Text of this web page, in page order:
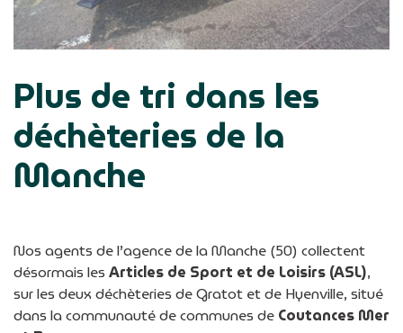
Plus de tri dans les
déchèteries de la
Manche
Nos agents de l’agence de la Manche (50) collectent
désormais les Articles de Sport et de Loisirs (ASL),
sur les deux déchèteries de Gratot et de Hyenville, situé
dans la communauté de communes de Coutances Mer